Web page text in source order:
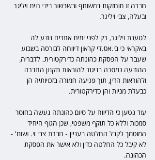
חברה זו מוחזקות במשותף ובשרשור בידי רוית ויליגר
ובעלה, צבי ויליגר.
לטענת ויליגר, רק לפני ימים אחדים נודע לה
באקראי כי בי.אס.די קראון דיווחה לבורסה בשבוע
שעבר על הפסקת כהונתה כדירקטורית. לדבריה,
ההודעה נמסרה בניגוד להוראות תקנון החברה
ולהוראות הדין, תוך פגיעה חמורה בזכויותיה הן
כבעלת מניות והן כדירקטורית.
עוד נטען כי הדיווח על סיום כהונתה נעשה בחוסר
סמכות וללא כל תוקף משפטי, שכן הגוף היחיד
המוסמך לקבל החלטה בעניין - חברת צבי וי. ושות' -
לא קיבל כל החלטה כדין ולא אישר את הפסקת
הכהונה.